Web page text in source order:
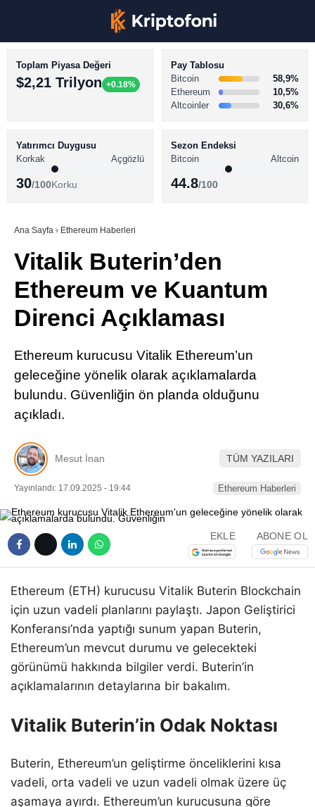
Youtube
TikTok
LinkedIn
BİTCOİN HABERLERİ
ALTCOİN HABERLERİ
SÖZLÜK
Toplam Piyasa Değeri
$2,21 Trilyon +0.18%
Pay Tablosu
Bitcoin
58,9%
Ethereum
10,5%
Altcoinler
30,6%
Yatırımcı Duygusu
Korkak
Açgözlü
30/100Korku
Sezon Endeksi
Bitcoin
Altcoin
44.8/100
Ana Sayfa › Ethereum Haberleri
Vitalik Buterin’den
Ethereum ve Kuantum
Direnci Açıklaması
Ethereum kurucusu Vitalik Ethereum’un
geleceğine yönelik olarak açıklamalarda
bulundu. Güvenliğin ön planda olduğunu
açıkladı.
Mesut İnan TÜM YAZILARI
Yayınlandı: 17.09.2025 - 19:44 Ethereum Haberleri
EKLE ABONE OL
Ethereum (ETH) kurucusu Vitalik Buterin Blockchain
için uzun vadeli planlarını paylaştı. Japon Geliştirici
Konferansı’nda yaptığı sunum yapan Buterin,
Ethereum’un mevcut durumu ve gelecekteki
görünümü hakkında bilgiler verdi. Buterin’in
açıklamalarının detaylarına bir bakalım.
Vitalik Buterin’in Odak Noktası
Buterin, Ethereum’un geliştirme önceliklerini kısa
vadeli, orta vadeli ve uzun vadeli olmak üzere üç
aşamaya ayırdı. Ethereum’un kurucusuna göre